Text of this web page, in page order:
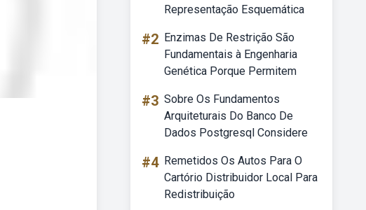
Representação Esquemática
#2 Enzimas De Restrição São
Fundamentais à Engenharia
Genética Porque Permitem
#3 Sobre Os Fundamentos
Arquiteturais Do Banco De
Dados Postgresql Considere
#4 Remetidos Os Autos Para O
Cartório Distribuidor Local Para
Redistribuição